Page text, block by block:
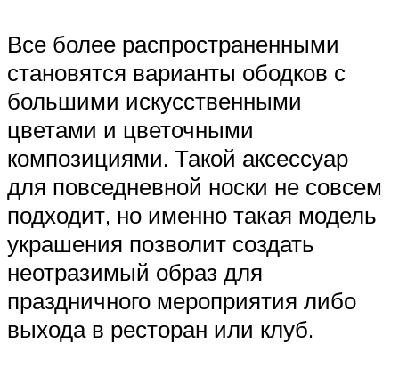
Все более распространенными
становятся варианты ободков с
большими искусственными
цветами и цветочными
композициями. Такой аксессуар
для повседневной носки не совсем
подходит, но именно такая модель
украшения позволит создать
неотразимый образ для
праздничного мероприятия либо
выхода в ресторан или клуб.